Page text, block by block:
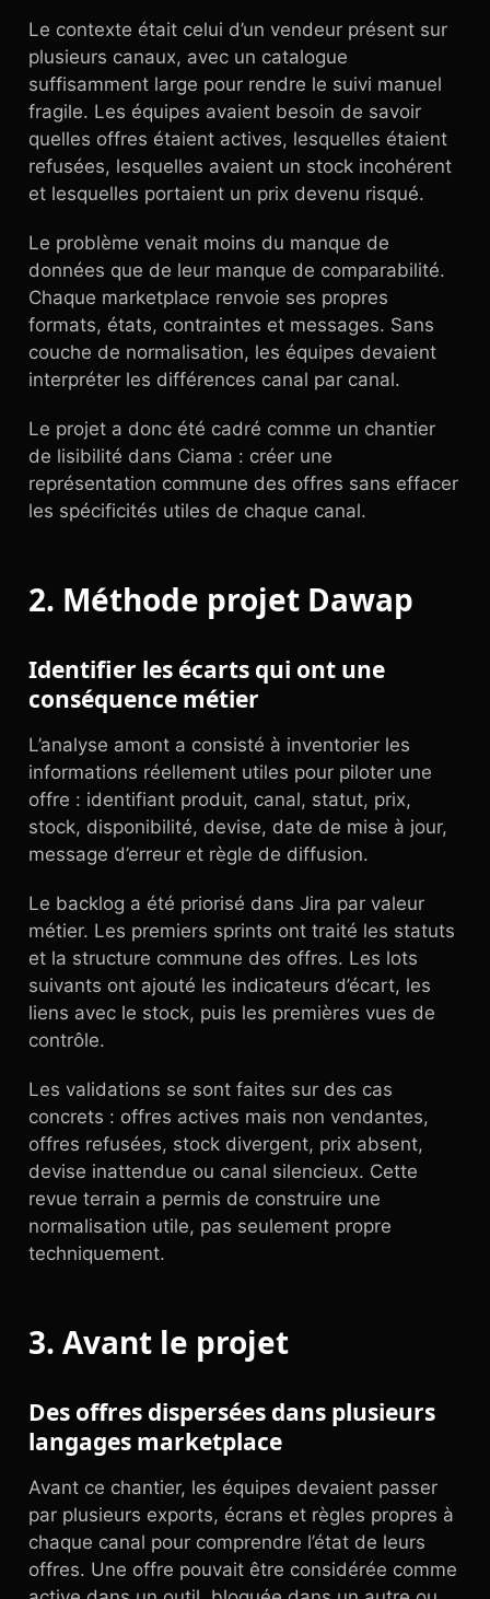
Le contexte était celui d’un vendeur présent sur
plusieurs canaux, avec un catalogue
suffisamment large pour rendre le suivi manuel
fragile. Les équipes avaient besoin de savoir
quelles offres étaient actives, lesquelles étaient
refusées, lesquelles avaient un stock incohérent
et lesquelles portaient un prix devenu risqué.
Le problème venait moins du manque de
données que de leur manque de comparabilité.
Chaque marketplace renvoie ses propres
formats, états, contraintes et messages. Sans
couche de normalisation, les équipes devaient
interpréter les différences canal par canal.
Le projet a donc été cadré comme un chantier
de lisibilité dans Ciama : créer une
représentation commune des offres sans effacer
les spécificités utiles de chaque canal.
2. Méthode projet Dawap
Identifier les écarts qui ont une
conséquence métier
L’analyse amont a consisté à inventorier les
informations réellement utiles pour piloter une
offre : identifiant produit, canal, statut, prix,
stock, disponibilité, devise, date de mise à jour,
message d’erreur et règle de diffusion.
Le backlog a été priorisé dans Jira par valeur
métier. Les premiers sprints ont traité les statuts
et la structure commune des offres. Les lots
suivants ont ajouté les indicateurs d’écart, les
liens avec le stock, puis les premières vues de
contrôle.
Les validations se sont faites sur des cas
concrets : offres actives mais non vendantes,
offres refusées, stock divergent, prix absent,
devise inattendue ou canal silencieux. Cette
revue terrain a permis de construire une
normalisation utile, pas seulement propre
techniquement.
3. Avant le projet
Des offres dispersées dans plusieurs
langages marketplace
Avant ce chantier, les équipes devaient passer
par plusieurs exports, écrans et règles propres à
chaque canal pour comprendre l’état de leurs
offres. Une offre pouvait être considérée comme